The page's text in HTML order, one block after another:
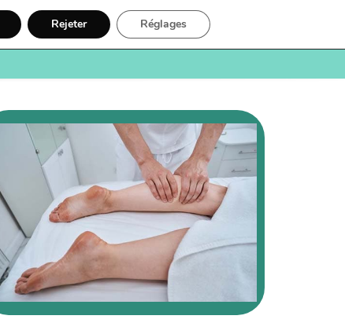
Santé Recherche Inscription
Rejeter Réglages